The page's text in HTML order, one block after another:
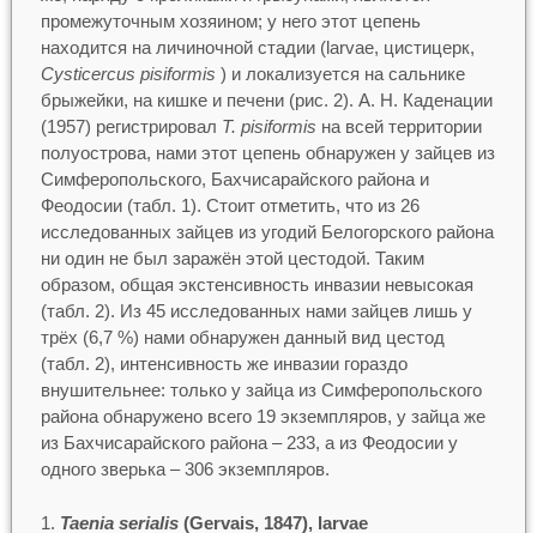
промежуточным хозяином; у него этот цепень
находится на личиночной стадии (larvae, цистицерк,
Cysticercus pisiformis ) и локализуется на сальнике
брыжейки, на кишке и печени (рис. 2). А. Н. Каденации
(1957) регистрировал T. pisiformis на всей территории
полуострова, нами этот цепень обнаружен у зайцев из
Симферопольского, Бахчисарайского района и
Феодосии (табл. 1). Стоит отметить, что из 26
исследованных зайцев из угодий Белогорского района
ни один не был заражён этой цестодой. Таким
образом, общая экстенсивность инвазии невысокая
(табл. 2). Из 45 исследованных нами зайцев лишь у
трёх (6,7 %) нами обнаружен данный вид цестод
(табл. 2), интенсивность же инвазии гораздо
внушительнее: только у зайца из Симферопольского
района обнаружено всего 19 экземпляров, у зайца же
из Бахчисарайского района – 233, а из Феодосии у
одного зверька – 306 экземпляров.
Taenia serialis (Gervais, 1847), larvae